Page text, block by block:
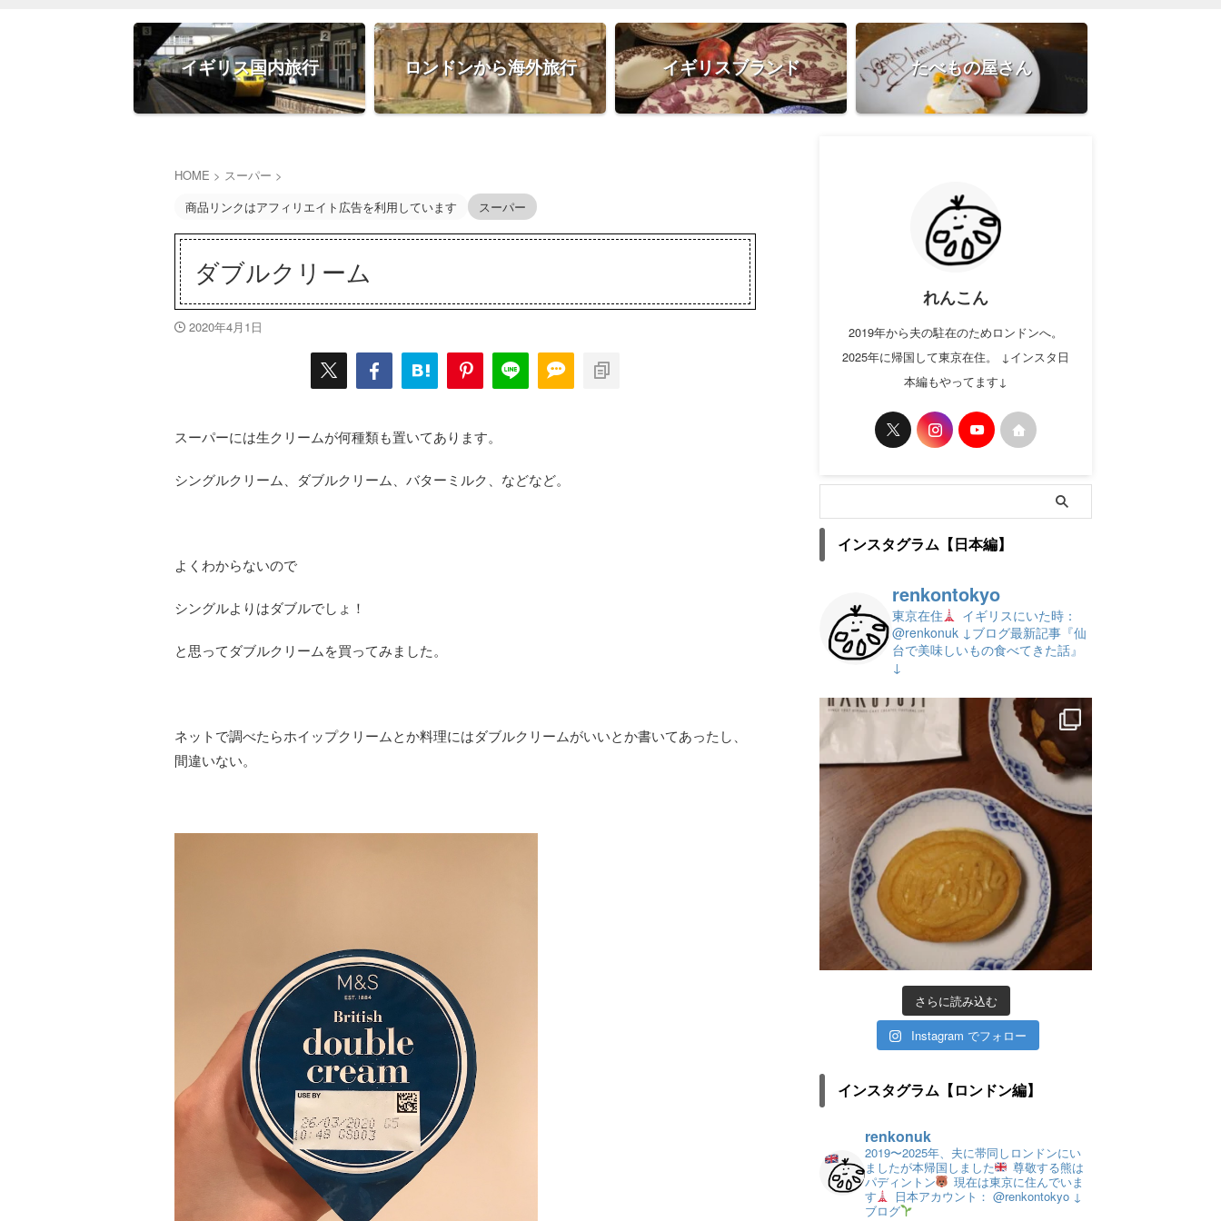
イギリス国内旅行 ロンドンから海外旅行 イギリスブランド たべもの屋さん
HOME > スーパー >
商品リンクはアフィリエイト広告を利用しています
スーパー
ダブルクリーム
2020年4月1日
スーパーには生クリームが何種類も置いてあります。
シングルクリーム、ダブルクリーム、バターミルク、などなど。
よくわからないので
シングルよりはダブルでしょ！
と思ってダブルクリームを買ってみました。
ネットで調べたらホイップクリームとか料理にはダブルクリームがいいとか書いてあったし、
間違いない。
れんこん
2019年から夫の駐在のためロンドンへ。
2025年に帰国して東京在住。 ↓インスタ日
本編もやってます↓
インスタグラム【日本編】
renkontokyo
東京在住
イギリスにいた時：
@renkonuk ↓ブログ最新記事『仙
台で美味しいもの食べてきた話』
↓
さらに読み込む
Instagram でフォロー
インスタグラム【ロンドン編】
renkonuk
2019〜2025年、夫に帯同しロンドンにい
ましたが本帰国しました
尊敬する熊は
パディントン
現在は東京に住んでいま
す
日本アカウント： @renkontokyo ↓
ブログ